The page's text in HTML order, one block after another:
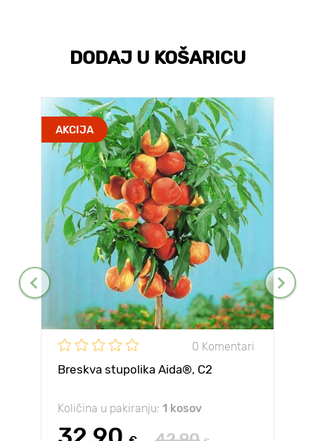
DODAJ U KOŠARICU
AKCIJA
0 Komentari
Breskva stupolika Aida®, C2
Količina u pakiranju: 1 kosov